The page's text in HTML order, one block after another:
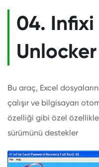
04. Infixi
Unlocker
Bu araç, Excel
çalışır ve bilgisayarı
özelliği gibi özel
sürümünü destekler